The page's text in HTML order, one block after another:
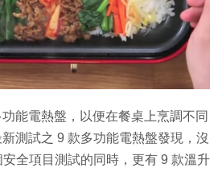
能電熱盤，以便在餐桌上烹調不同
測試之 9 款多功能電熱盤發現，沒
全項目測試的同時，更有 9 款溫升